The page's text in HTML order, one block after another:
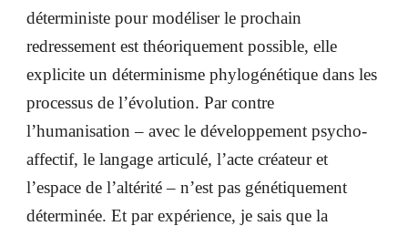
déterministe pour modéliser le prochain
redressement est théoriquement possible, elle
explicite un déterminisme phylogénétique dans les
processus de l’évolution. Par contre
l’humanisation – avec le développement psycho-
affectif, le langage articulé, l’acte créateur et
l’espace de l’altérité – n’est pas génétiquement
déterminée. Et par expérience, je sais que la